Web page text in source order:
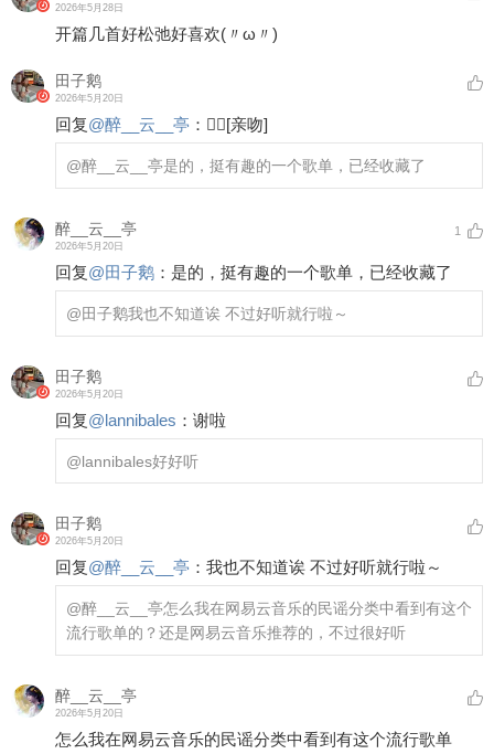
2026年5月28日
开篇几首好松弛好喜欢(〃ω〃)
田子鹅
2026年5月20日
回复@醉__云__亭 ： ✌🏻[亲吻]
@醉__云__亭是的，挺有趣的一个歌单，已经收藏了
醉__云__亭
2026年5月20日
1
回复@田子鹅 ： 是的，挺有趣的一个歌单，已经收藏了
@田子鹅我也不知道诶 不过好听就行啦～
田子鹅
2026年5月20日
回复@lannibales ： 谢啦
@lannibales好好听
田子鹅
2026年5月20日
回复@醉__云__亭 ： 我也不知道诶 不过好听就行啦～
@醉__云__亭怎么我在网易云音乐的民谣分类中看到有这个
流行歌单的？还是网易云音乐推荐的，不过很好听
醉__云__亭
2026年5月20日
怎么我在网易云音乐的民谣分类中看到有这个流行歌单